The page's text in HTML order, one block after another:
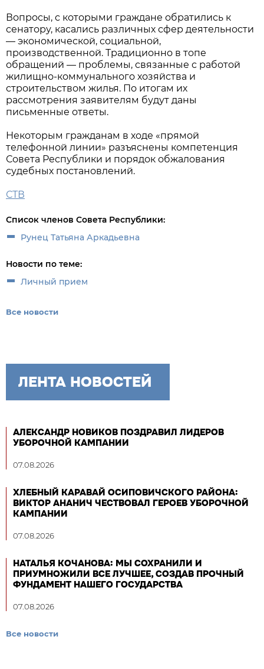
Вопросы, с которыми граждане обратились к
сенатору, касались различных сфер деятельности
— экономической, социальной,
производственной. Традиционно в топе
обращений — проблемы, связанные с работой
жилищно-коммунального хозяйства и
строительством жилья. По итогам их
рассмотрения заявителям будут даны
письменные ответы.
Некоторым гражданам в ходе «прямой
телефонной линии» разъяснены компетенция
Совета Республики и порядок обжалования
судебных постановлений.
СТВ
Список членов Совета Республики:
Рунец Татьяна Аркадьевна
Новости по теме:
Личный прием
Все новости
ЛЕНТА НОВОСТЕЙ
АЛЕКСАНДР НОВИКОВ ПОЗДРАВИЛ ЛИДЕРОВ
УБОРОЧНОЙ КАМПАНИИ
07.08.2026
ХЛЕБНЫЙ КАРАВАЙ ОСИПОВИЧСКОГО РАЙОНА:
ВИКТОР АНАНИЧ ЧЕСТВОВАЛ ГЕРОЕВ УБОРОЧНОЙ
КАМПАНИИ
07.08.2026
НАТАЛЬЯ КОЧАНОВА: МЫ СОХРАНИЛИ И
ПРИУМНОЖИЛИ ВСЕ ЛУЧШЕЕ, СОЗДАВ ПРОЧНЫЙ
ФУНДАМЕНТ НАШЕГО ГОСУДАРСТВА
07.08.2026
Все новости